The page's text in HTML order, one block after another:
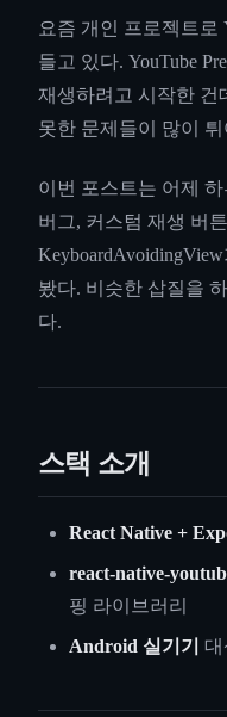
요즘 개인 프로젝트로
들고 있다. YouTube
재생하려고 시작한 건
못한 문제들이 많이
이번 포스트는 어제
버그, 커스텀 재생 버
봤다. 비슷한 삽질을
다.
스택 소개
React Native +
react-native-
핑 라이브러리
Android 실기기 대